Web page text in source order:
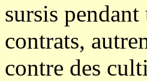
sursis
contrats,
contre des